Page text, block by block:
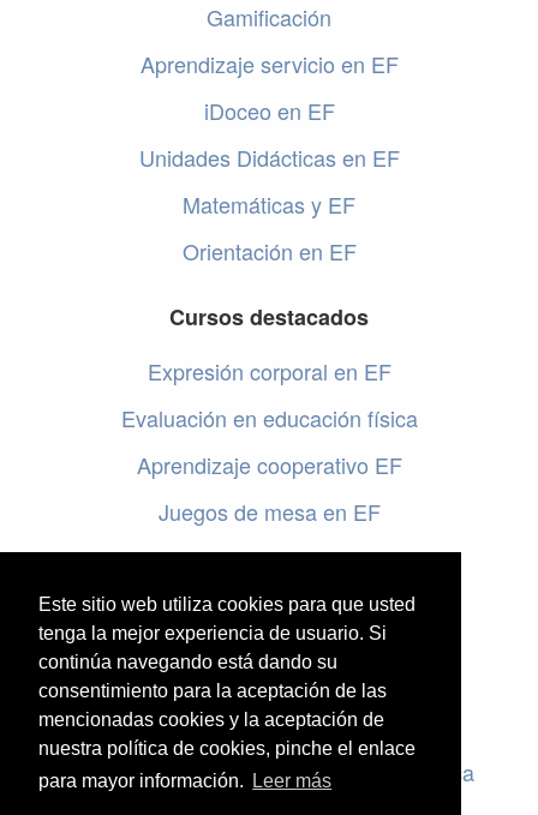
Este sitio web utiliza cookies para que usted
tenga la mejor experiencia de usuario. Si
continúa navegando está dando su
consentimiento para la aceptación de las
mencionadas cookies y la aceptación de
nuestra política de cookies, pinche el enlace
para mayor información.
Leer más
Gamificación
Aprendizaje servicio en EF
iDoceo en EF
Unidades Didácticas en EF
Matemáticas y EF
Orientación en EF
Cursos destacados
Expresión corporal en EF
Evaluación en educación física
Aprendizaje cooperativo EF
Juegos de mesa en EF
Programar en EF
Cursos online de educación física
Artículos destacados
Evaluación en educación física
Criterios de evaluación en educación física